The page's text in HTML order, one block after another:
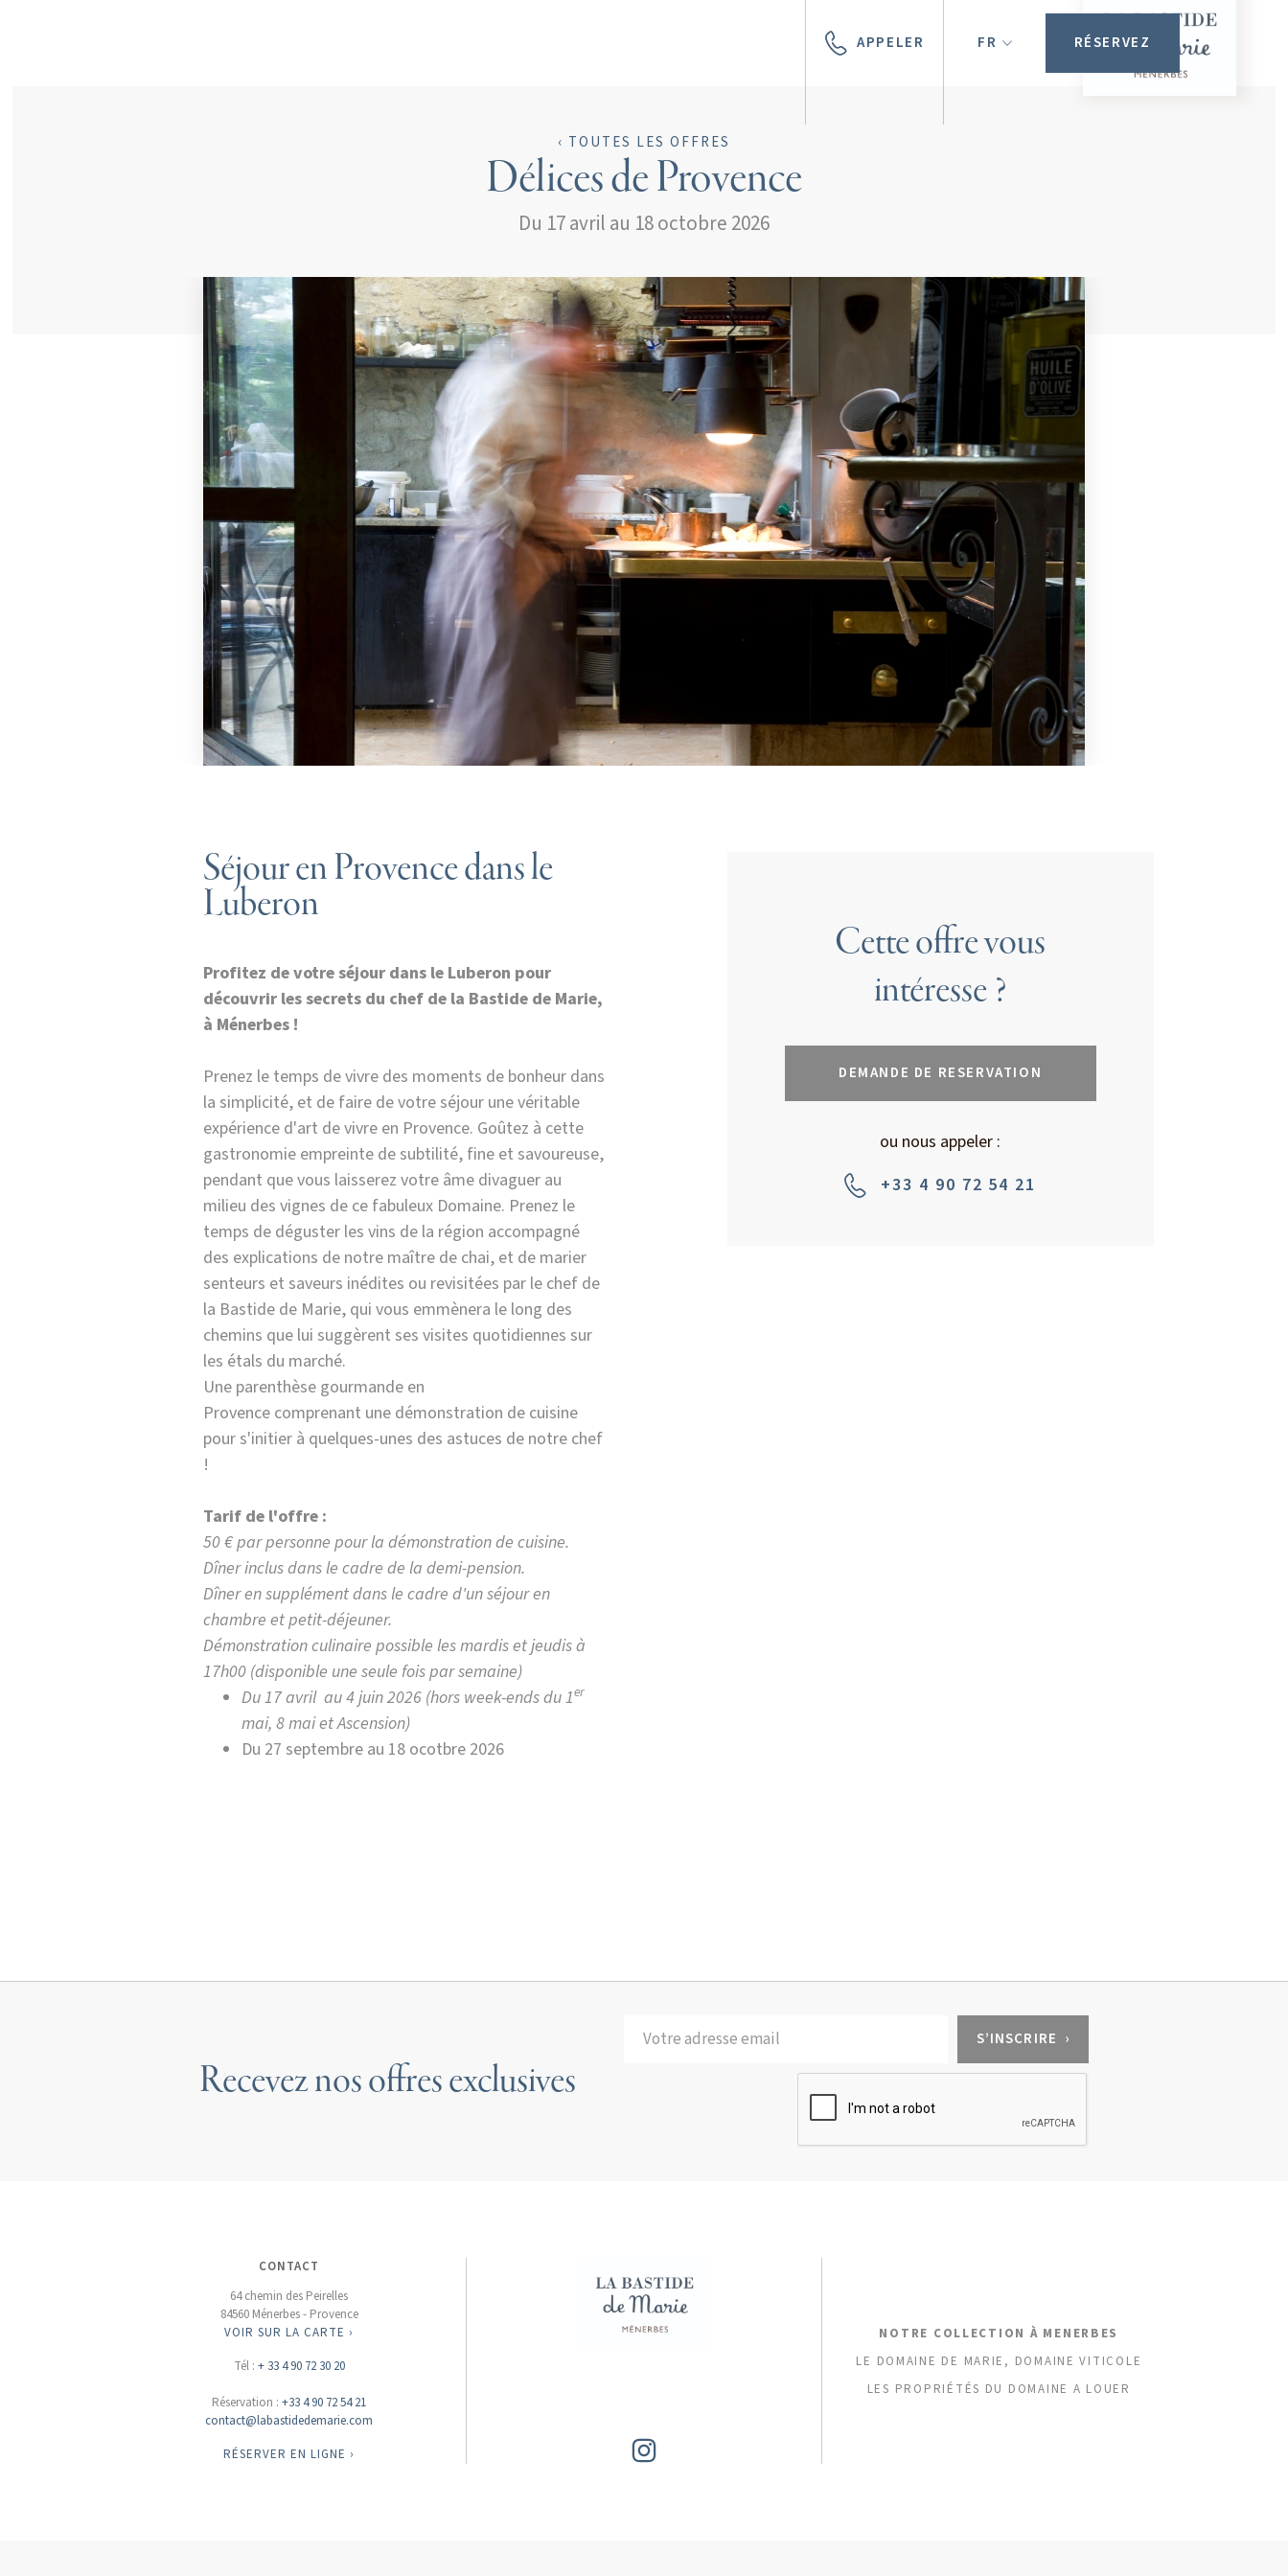
APPELER FR RÉSERVEZ
‹ TOUTES LES OFFRES
Délices de Provence
Du 17 avril au 18 octobre 2026
Séjour en Provence dans le
Luberon
Profitez de votre séjour dans le Luberon pour
découvrir les secrets du chef de la Bastide de Marie,
à Ménerbes !
Prenez le temps de vivre des moments de bonheur dans
la simplicité, et de faire de votre séjour une véritable
expérience d'art de vivre en Provence. Goûtez à cette
gastronomie empreinte de subtilité, fine et savoureuse,
pendant que vous laisserez votre âme divaguer au
milieu des vignes de ce fabuleux Domaine. Prenez le
temps de déguster les vins de la région accompagné
des explications de notre maître de chai, et de marier
senteurs et saveurs inédites ou revisitées par le chef de
la Bastide de Marie, qui vous emmènera le long des
chemins que lui suggèrent ses visites quotidiennes sur
les étals du marché.
Une parenthèse gourmande en
Provence comprenant une démonstration de cuisine
pour s'initier à quelques-unes des astuces de notre chef
!
Tarif de l'offre :
50 € par personne pour la démonstration de cuisine.
Dîner inclus dans le cadre de la demi-pension.
Dîner en supplément dans le cadre d'un séjour en
chambre et petit-déjeuner.
Démonstration culinaire possible les mardis et jeudis à
17h00 (disponible une seule fois par semaine)
Du 17 avril au 4 juin 2026 (hors week-ends du 1er
mai, 8 mai et Ascension)
Du 27 septembre au 18 ocotbre 2026
Cette offre vous
intéresse ?
DEMANDE DE RESERVATION
ou nous appeler :
+33 4 90 72 54 21
Recevez nos offres exclusives
CONTACT
64 chemin des Peirelles
84560 Ménerbes - Provence
VOIR SUR LA CARTE ›
Tél : + 33 4 90 72 30 20
Réservation :+33 4 90 72 54 21
contact@labastidedemarie.com
RÉSERVER EN LIGNE ›
NOTRE COLLECTION À MENERBES
LE DOMAINE DE MARIE, DOMAINE VITICOLE
LES PROPRIÉTÉS DU DOMAINE A LOUER